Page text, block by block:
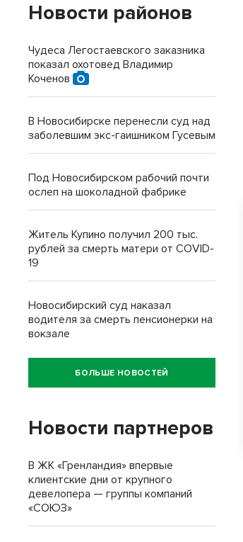
Новости районов
Чудеса Легостаевского заказника
показал охотовед Владимир
Коченов
В Новосибирске перенесли суд над
заболевшим экс-гаишником Гусевым
Под Новосибирском рабочий почти
ослеп на шоколадной фабрике
Житель Купино получил 200 тыс.
рублей за смерть матери от COVID-
19
Новосибирский суд наказал
водителя за смерть пенсионерки на
вокзале
БОЛЬШЕ НОВОСТЕЙ
Новости партнеров
В ЖК «Гренландия» впервые
клиентские дни от крупного
девелопера — группы компаний
«СОЮЗ»